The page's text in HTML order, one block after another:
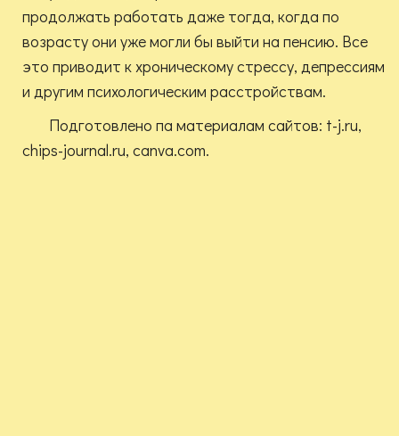
продолжать работать даже тогда, когда по
возрасту они уже могли бы выйти на пенсию. Все
это приводит к хроническому стрессу, депрессиям
и другим психологическим расстройствам.
Подготовлено па материалам сайтов: t-j.ru,
chips-journal.ru, canva.com.